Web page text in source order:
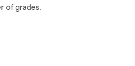
of grades.